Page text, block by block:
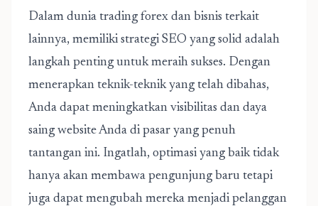
Dalam dunia trading forex dan bisnis terkait
lainnya, memiliki strategi SEO yang solid adalah
langkah penting untuk meraih sukses. Dengan
menerapkan teknik-teknik yang telah dibahas,
Anda dapat meningkatkan visibilitas dan daya
saing website Anda di pasar yang penuh
tantangan ini. Ingatlah, optimasi yang baik tidak
hanya akan membawa pengunjung baru tetapi
juga dapat mengubah mereka menjadi pelanggan